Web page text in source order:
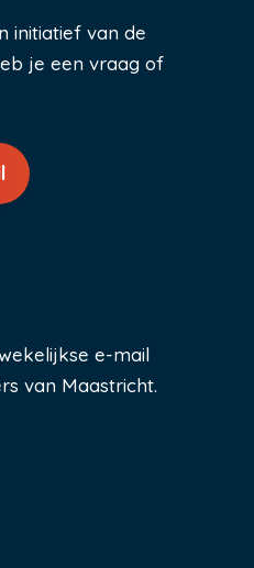
initiatief van de
je een vraag of
e-mail
van Maastricht.